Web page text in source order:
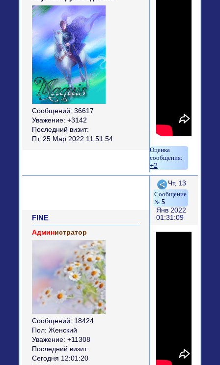
Сообщений: 36617
Уважение: +3142
Последний визит:
Пт, 25 Мар 2022 11:51:54
+2
Поделиться
5
Чт, 13
Янв 2022
01:31:09
FINE
Администратор
Сообщений: 18424
Пол: Женский
Уважение: +11308
Последний визит:
Сегодня 12:01:20